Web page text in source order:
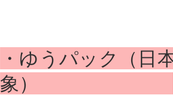
・ゆうパック（日
象）